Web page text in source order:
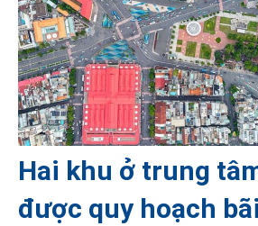
Hai khu ở trung
được quy hoạch